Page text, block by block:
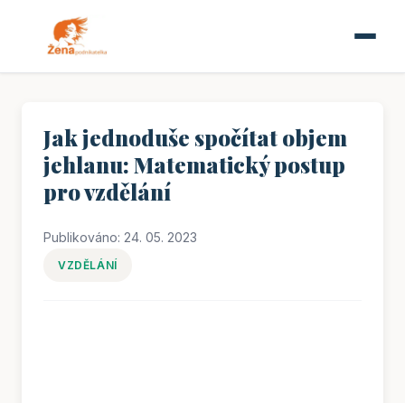
Jak jednoduše spočítat objem
jehlanu: Matematický postup
pro vzdělání
Publikováno: 24. 05. 2023
VZDĚLÁNÍ